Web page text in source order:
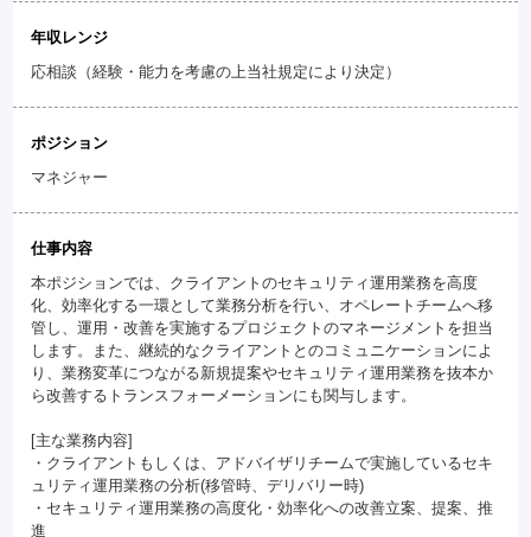
年収レンジ
応相談（経験・能力を考慮の上当社規定により決定）
ポジション
マネジャー
仕事内容
本ポジションでは、クライアントのセキュリティ運用業務を高度
化、効率化する一環として業務分析を行い、オペレートチームへ移
管し、運用・改善を実施するプロジェクトのマネージメントを担当
します。また、継続的なクライアントとのコミュニケーションによ
り、業務変革につながる新規提案やセキュリティ運用業務を抜本か
ら改善するトランスフォーメーションにも関与します。
[主な業務内容]
・クライアントもしくは、アドバイザリチームで実施しているセキ
ュリティ運用業務の分析(移管時、デリバリー時)
・セキュリティ運用業務の高度化・効率化への改善立案、提案、推
進